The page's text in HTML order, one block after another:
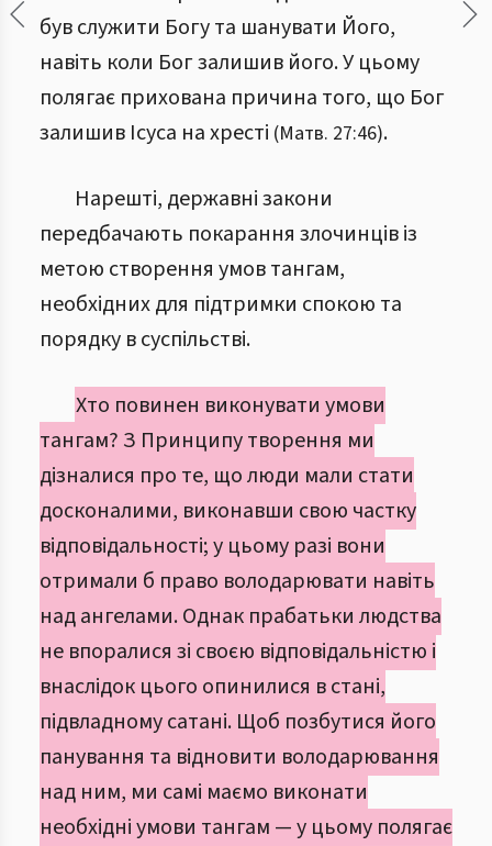
був служити Богу та шанувати Його,
навіть коли Бог залишив його. У цьому
полягає прихована причина того, що Бог
залишив Ісуса на хресті (Матв. 27:46).
Нарешті, державні закони
передбачають покарання злочинців із
метою створення умов тангам,
необхідних для підтримки спокою та
порядку в суспільстві.
Хто повинен виконувати умови
тангам? З Принципу творення ми
дізналися про те, що люди мали стати
досконалими, виконавши свою частку
відповідальності; у цьому разі вони
отримали б право володарювати навіть
над ангелами. Однак прабатьки людства
не впоралися зі своєю відповідальністю і
внаслідок цього опинилися в стані,
підвладному сатані. Щоб позбутися його
панування та відновити володарювання
над ним, ми самі маємо виконати
необхідні умови тангам — у цьому полягає